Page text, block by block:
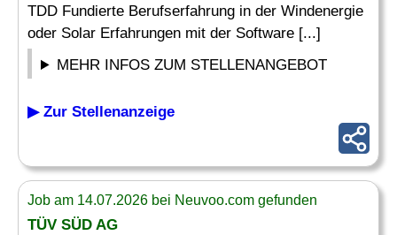
TDD Fundierte Berufserfahrung in der Windenergie
oder Solar Erfahrungen mit der Software [...]
MEHR INFOS ZUM STELLENANGEBOT
▶ Zur Stellenanzeige
Job am 14.07.2026 bei Neuvoo.com gefunden
TÜV SÜD AG